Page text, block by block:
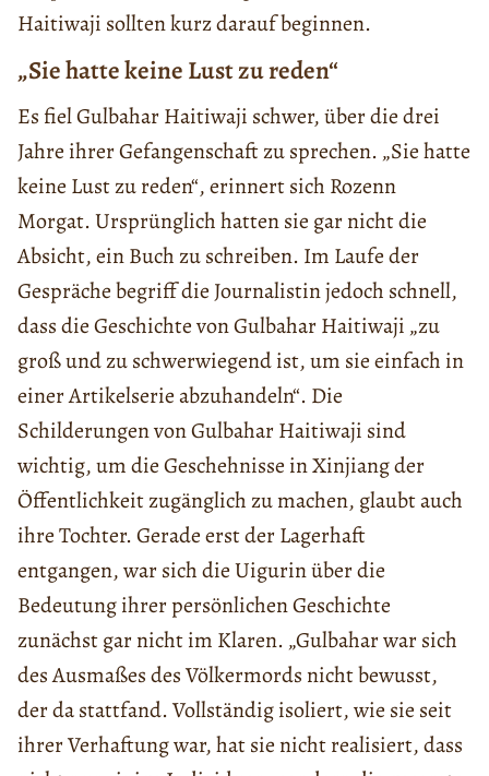
Haitiwaji sollten kurz darauf beginnen.
„Sie hatte keine Lust zu reden“
Es fiel Gulbahar Haitiwaji schwer, über die drei
Jahre ihrer Gefangenschaft zu sprechen. „Sie hatte
keine Lust zu reden“, erinnert sich Rozenn
Morgat. Ursprünglich hatten sie gar nicht die
Absicht, ein Buch zu schreiben. Im Laufe der
Gespräche begriff die Journalistin jedoch schnell,
dass die Geschichte von Gulbahar Haitiwaji „zu
groß und zu schwerwiegend ist, um sie einfach in
einer Artikelserie abzuhandeln“. Die
Schilderungen von Gulbahar Haitiwaji sind
wichtig, um die Geschehnisse in Xinjiang der
Öffentlichkeit zugänglich zu machen, glaubt auch
ihre Tochter. Gerade erst der Lagerhaft
entgangen, war sich die Uigurin über die
Bedeutung ihrer persönlichen Geschichte
zunächst gar nicht im Klaren. „Gulbahar war sich
des Ausmaßes des Völkermords nicht bewusst,
der da stattfand. Vollständig isoliert, wie sie seit
ihrer Verhaftung war, hat sie nicht realisiert, dass